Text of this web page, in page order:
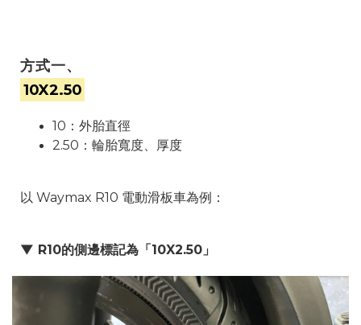
方式一、
10X2.50
10：外胎直徑
2.50：輪胎寬度、厚度
以 Waymax R10 電動滑板車為例：
▼ R10的側邊標記為「10X2.50」